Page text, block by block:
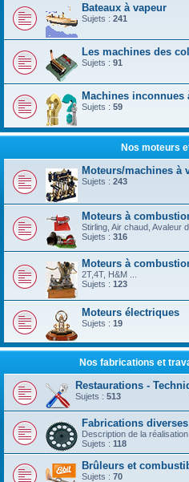
Bateaux à vapeur
Sujets : 241
Les machines des
Sujets : 91
Machines inconnues
Sujets : 59
Nos moteurs
Moteurs/machines à
Sujets : 243
Moteurs à
Stirling, Air chaud, Avaleur
Sujets : 316
Moteurs à
2T,4T, H&M ...
Sujets : 123
Moteurs électriques
Sujets : 19
Nos fabrications et
Restaurations -
Sujets : 513
Fabrications diverses
Description de la
Sujets : 118
Brûleurs et
Sujets : 70